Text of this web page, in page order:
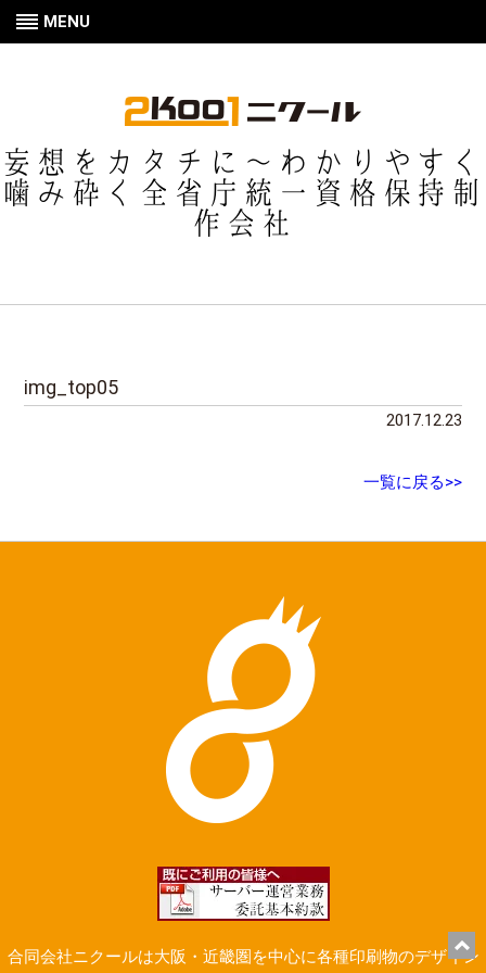
MENU
妄想をカタチに〜わかりやすく
噛み砕く全省庁統一資格保持制
作会社
img_top05
2017.12.23
一覧に戻る>>
合同会社ニクールは大阪・近畿圏を中心に各種印刷物のデザイン